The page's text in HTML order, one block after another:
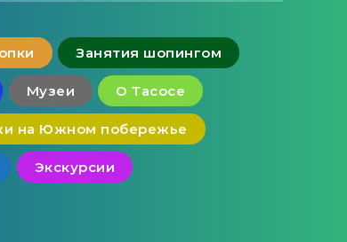
Занятия шопингом
Музеи О Тасосе
на Южном побережье
Экскурсии